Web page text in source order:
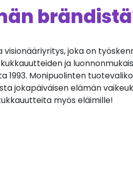
visionääriyritys, joka on
ja
1993. Monipuolinten
jokapäiväisen elämän
myös eläimille!